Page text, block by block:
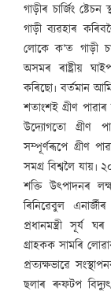
গাড়ীৰ চাৰ্জিং
গাড়ী ব্যৱহাৰ
লোকে ক’ত গাড়ী
অসমৰ ৰাষ্ট্ৰীয়
কৰিছো৷ বৰ্তমান
শতাংশই গ্ৰীণ পাৱাৰ
উদ্যোগতো গ্ৰীণ
সম্পূৰ্ণৰূপে গ্ৰীণ
সমগ্ৰ বিশ্বলৈ
শক্তি উৎপাদনৰ
ৰিনিৱেবুল
প্ৰধানমন্ত্ৰী সূৰ্য
গ্ৰাহকক সামৰি
প্ৰত্যক্ষভাৱে
ছলাৰ ৰুফটপ